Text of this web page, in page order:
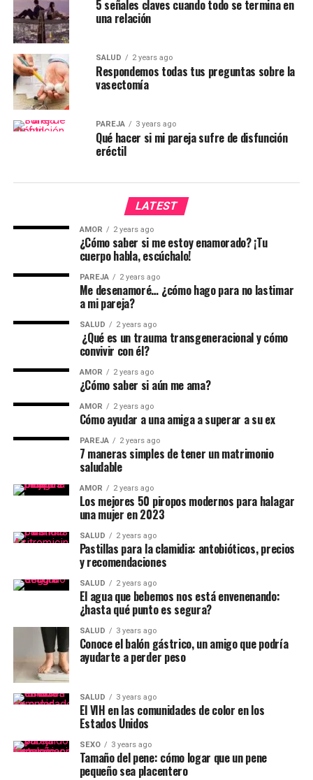
5 señales claves cuando todo se termina en
una relación
SALUD 2 years ago
Respondemos todas tus preguntas sobre la
vasectomía
PAREJA 3 years ago
Qué hacer si mi pareja sufre de disfunción
eréctil
LATEST
AMOR 2 years ago
¿Cómo saber si me estoy enamorado? ¡Tu
cuerpo habla, escúchalo!
PAREJA 2 years ago
Me desenamoré… ¿cómo hago para no lastimar
a mi pareja?
SALUD 2 years ago
¿Qué es un trauma transgeneracional y cómo
convivir con él?
AMOR 2 years ago
¿Cómo saber si aún me ama?
AMOR 2 years ago
Cómo ayudar a una amiga a superar a su ex
PAREJA 2 years ago
7 maneras simples de tener un matrimonio
saludable
AMOR 2 years ago
Los mejores 50 piropos modernos para halagar
una mujer en 2023
SALUD 2 years ago
Pastillas para la clamidia: antobióticos, precios
y recomendaciones
SALUD 2 years ago
El agua que bebemos nos está envenenando:
¿hasta qué punto es segura?
SALUD 3 years ago
Conoce el balón gástrico, un amigo que podría
ayudarte a perder peso
SALUD 3 years ago
El VIH en las comunidades de color en los
Estados Unidos
SEXO 3 years ago
Tamaño del pene: cómo logar que un pene
pequeño sea placentero